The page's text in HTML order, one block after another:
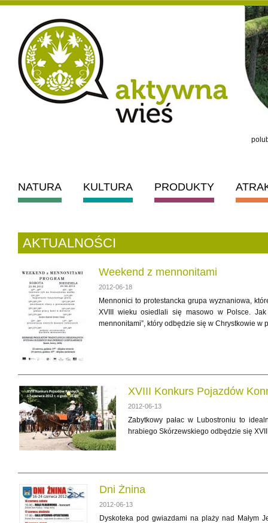
NATURA KULTURA PRODUKTY
AKTUALNOŚCI
Weekend z mennonitami
2012-06-18
Mennonici to protestancka grupa wyznaniowa,
XVIII wieku osiedlali się masowo w Polsce.
mennonitami”, który odbędzie się w Chrystkowie w
XVIII Konkurs Pojazdów
2012-06-13
Zabytkowy pałac w Lubostroniu to
hrabiego Skórzewskiego odbędzie się
Dni Żnina
2012-06-13
Dyskoteka pod gwiazdami na plaży nad Małym